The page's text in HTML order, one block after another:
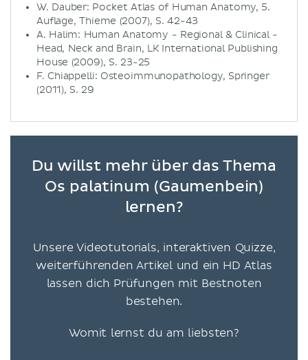
W. Dauber: Pocket Atlas of Human Anatomy, 5.
Auflage, Thieme (2007), S. 42-43
A. Halim: Human Anatomy - Regional & Clinical -
Head, Neck and Brain, LK International Publishing
House (2009), S. 23-25
F. Chiappelli: Osteoimmunopathology, Springer
(2011), S. 29
Du willst mehr über das Thema
Os palatinum (Gaumenbein)
lernen?
Unsere Videotutorials, interaktiven Quizze,
weiterführenden Artikel und ein HD Atlas
lassen dich Prüfungen mit Bestnoten
bestehen.
Womit lernst du am liebsten?